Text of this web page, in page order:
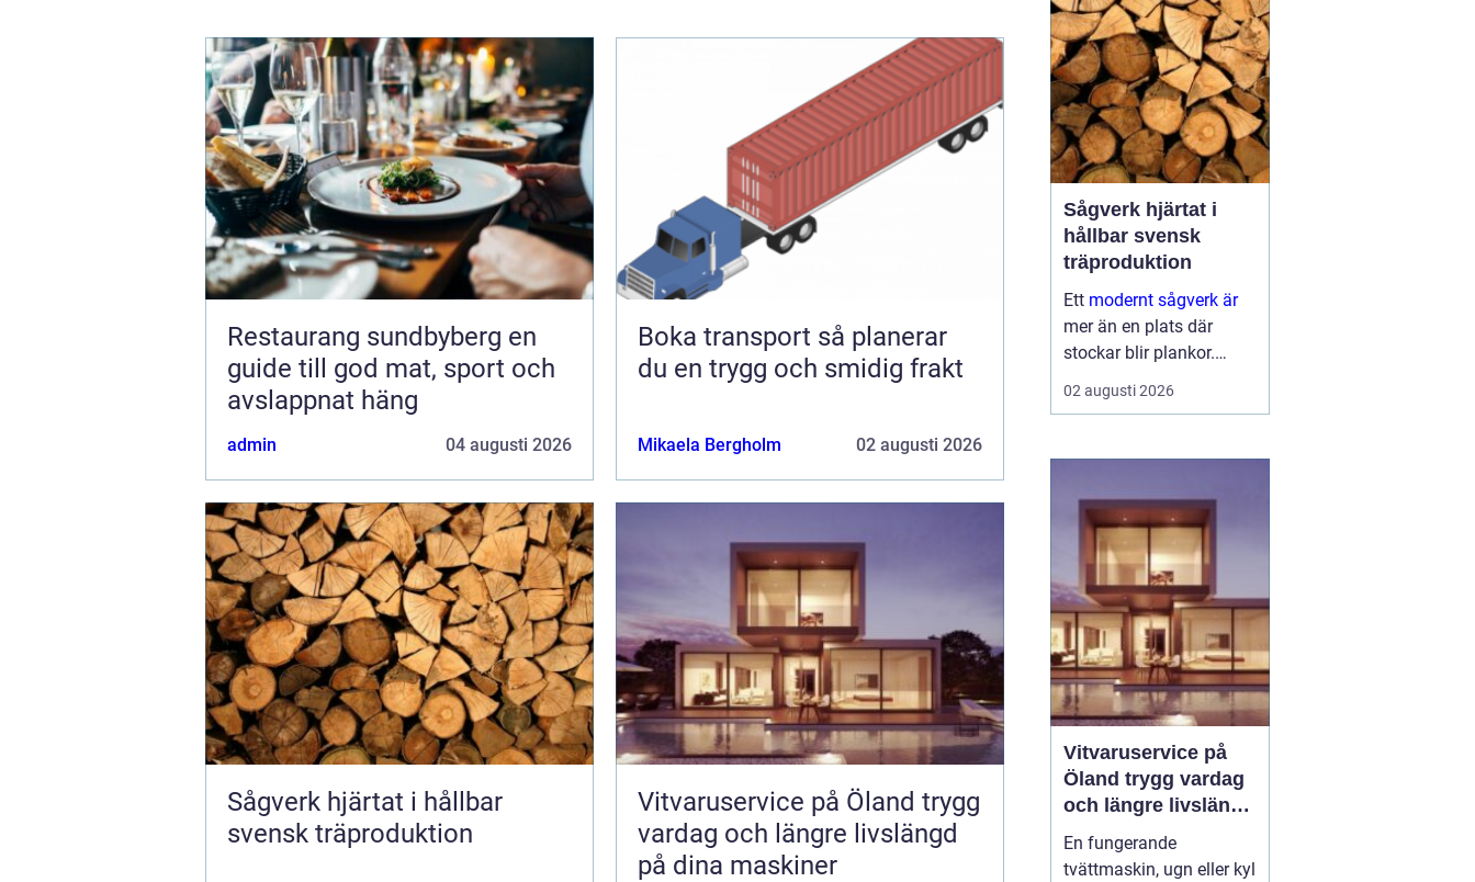
Restaurang sundbyberg en
guide till god mat, sport och
avslappnat häng
admin 04 augusti 2026
Boka transport så planerar
du en trygg och smidig frakt
Mikaela Bergholm 02 augusti 2026
Sågverk hjärtat i hållbar
svensk träproduktion
Vitvaruservice på Öland trygg
vardag och längre livslängd
på dina maskiner
Sågverk hjärtat i
hållbar svensk
träproduktion
Ett modernt sågverk är
mer än en plats där
stockar blir plankor.
Sågverket fungerar som
en länk mellan skogen
från enkla
avancerade
huskonstruktioner. När
timm...
02 augusti 2026
Vitvaruservice på
Öland trygg vardag
och längre livslängd
på dina maskiner
En fungerande
tvättmaskin, ugn eller kyl